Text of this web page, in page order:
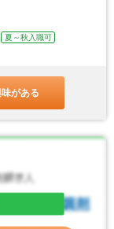
夏～秋入職可
がある